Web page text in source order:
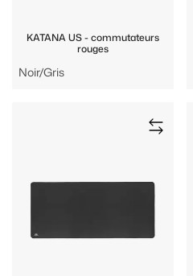
KATANA US - commutateurs
rouges
Noir/Gris